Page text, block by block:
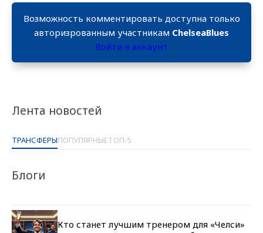
Лента новостей
ТРАНСФЕРЫПОПУЛЯРНЫЕТОП-5
Блоги
Кто станет лучшим тренером для «Челси»
Возможность комментировать доступна только
авторизрованным участникам ChelseaBlues
Войти в аккаунт